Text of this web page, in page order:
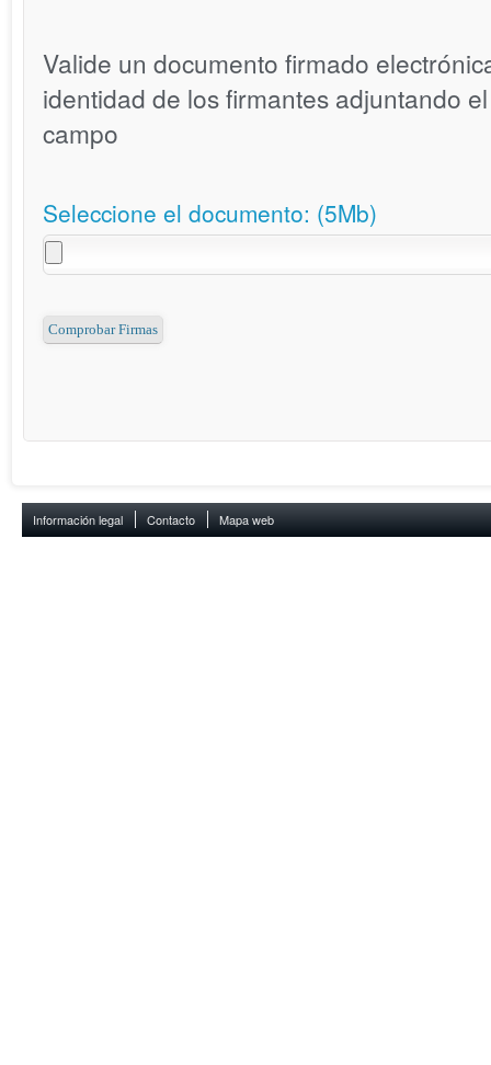
Valide un documento firmado
identidad de los firmantes adjuntando
campo
Seleccione el documento: (5Mb)
Información legal Contacto Mapa web